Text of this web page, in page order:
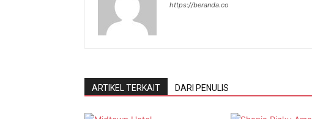
https://beranda.co
ARTIKEL TERKAIT DARI PENULIS